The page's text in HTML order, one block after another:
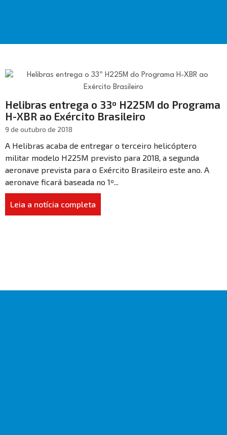
Helibras entrega o 33º H225M do Programa
H-XBR ao Exército Brasileiro
9 de outubro de 2018
A Helibras acaba de entregar o terceiro helicóptero
militar modelo H225M previsto para 2018, a segunda
aeronave prevista para o Exército Brasileiro este ano. A
aeronave ficará baseada no 1º...
Leia a notícia completa